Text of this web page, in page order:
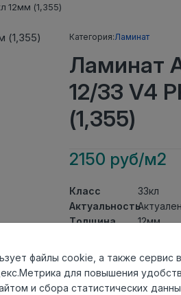
12мм (1,355)
Категория:Ламинат
Ламинат
12/33 V4
(1,355)
2150 руб/м2
Класс
33кл
АктуальностьАктуален
Толщина
12мм
доски
Теплый пол
до +27
Фаска
4V
файлы cookie, а также сервис
для повышения
и сбора статистических